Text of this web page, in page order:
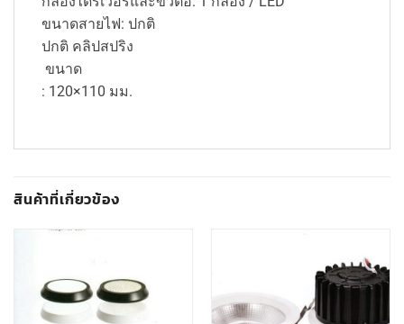
ขนาดสายไฟ: ปกติ
ปกติ คลิปสปริง
​​​​​​​​​​​​​​ ขนาด
: 120×110 มม.
สินค้าที่เกี่ยวข้อง